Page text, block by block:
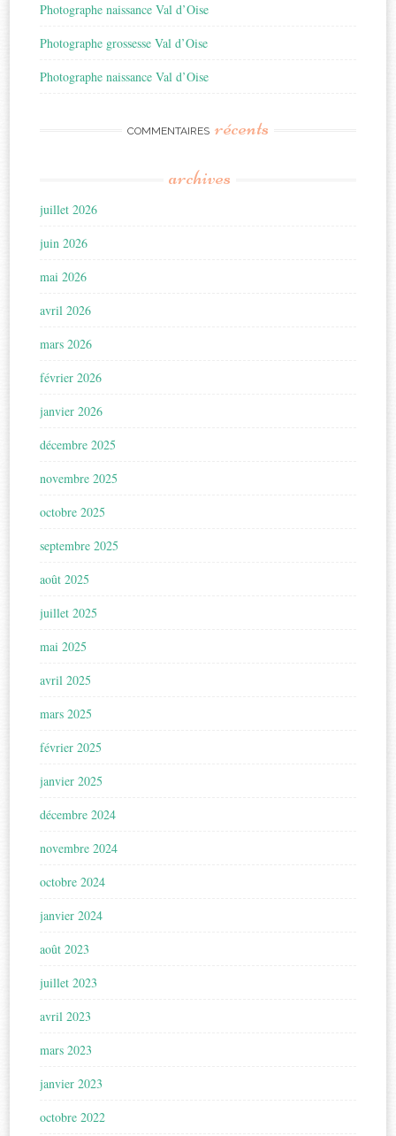
Photographe naissance Val d’Oise
Photographe grossesse Val d’Oise
Photographe naissance Val d’Oise
COMMENTAIRES récents
archives
juillet 2026
juin 2026
mai 2026
avril 2026
mars 2026
février 2026
janvier 2026
décembre 2025
novembre 2025
octobre 2025
septembre 2025
août 2025
juillet 2025
mai 2025
avril 2025
mars 2025
février 2025
janvier 2025
décembre 2024
novembre 2024
octobre 2024
janvier 2024
août 2023
juillet 2023
avril 2023
mars 2023
janvier 2023
octobre 2022